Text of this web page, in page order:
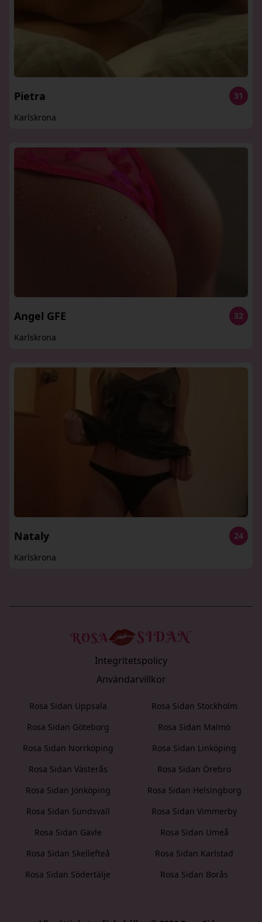
Pietra
31
Karlskrona
Angel GFE
32
Karlskrona
Nataly
24
Karlskrona
Integritetspolicy
Användarvillkor
Rosa Sidan Uppsala
Rosa Sidan Stockholm
Rosa Sidan Göteborg
Rosa Sidan Malmö
Rosa Sidan Norrköping
Rosa Sidan Linköping
Rosa Sidan Västerås
Rosa Sidan Örebro
Rosa Sidan Jönköping
Rosa Sidan Helsingborg
Rosa Sidan Sundsvall
Rosa Sidan Vimmerby
Rosa Sidan Gävle
Rosa Sidan Umeå
Rosa Sidan Skellefteå
Rosa Sidan Karlstad
Rosa Sidan Södertälje
Rosa Sidan Borås